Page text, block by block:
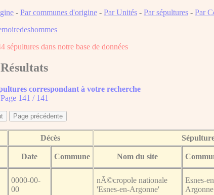
- Par communes d'origine - Par Unités - Par sépultures - Par
sépultures dans notre base de données
Résultats
correspondant à votre recherche
Page 141 / 141
Décès
Date Commune Nom du site
0000-00-
00
nÃ©cropole nationale
'Esnes-en-Argonne'
Esnes-
Argonne